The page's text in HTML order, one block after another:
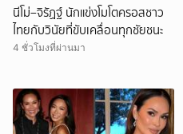
นีโม่–จิรัฏฐ์ นักแข่งโมโตครอสชาว
ไทยกับวินัยที่ขับเคลื่อนทุกชัยชนะ
4 ชั่วโมงที่ผ่านมา